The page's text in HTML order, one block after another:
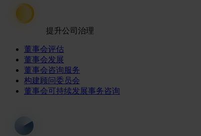
提升公司治理
董事会评估
董事会发展
董事会咨询服务
构建顾问委员会
董事会可持续发展事务咨询